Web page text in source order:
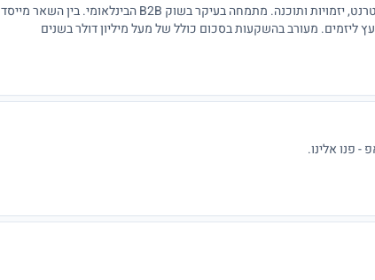
יזם ומשקיע סיריאלי בעל ותק של מעל ל25 שנה בתחום האינטרנט, יזמויות ותוכנה. מתמחה בעיקר בשוק B2B הבינלאומי. בין השאר מייסד
מעורב בהשקעות בסכום כולל של מעל מיליון דולר בשנים
אינטרנט מניבים בלבד, רצוי לקהל הבינלאומי.
פנו אלינו.